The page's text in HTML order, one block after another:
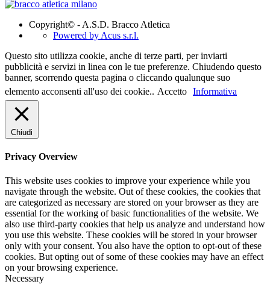
Copyright© - A.S.D. Bracco Atletica
Powered by Acus s.r.l.
Questo sito utilizza cookie, anche di terze parti, per inviarti
pubblicità e servizi in linea con le tue preferenze. Chiudendo questo
banner, scorrendo questa pagina o cliccando qualunque suo
elemento acconsenti all'uso dei cookie.. Accetto Informativa
Chiudi
Privacy Overview
This website uses cookies to improve your experience while you
navigate through the website. Out of these cookies, the cookies that
are categorized as necessary are stored on your browser as they are
essential for the working of basic functionalities of the website. We
also use third-party cookies that help us analyze and understand how
you use this website. These cookies will be stored in your browser
only with your consent. You also have the option to opt-out of these
cookies. But opting out of some of these cookies may have an effect
on your browsing experience.
Necessary